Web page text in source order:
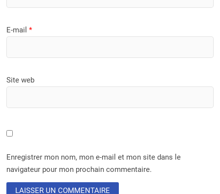
E-mail*
Site web
Enregistrer mon nom, mon e-mail et mon site dans le
navigateur pour mon prochain commentaire.